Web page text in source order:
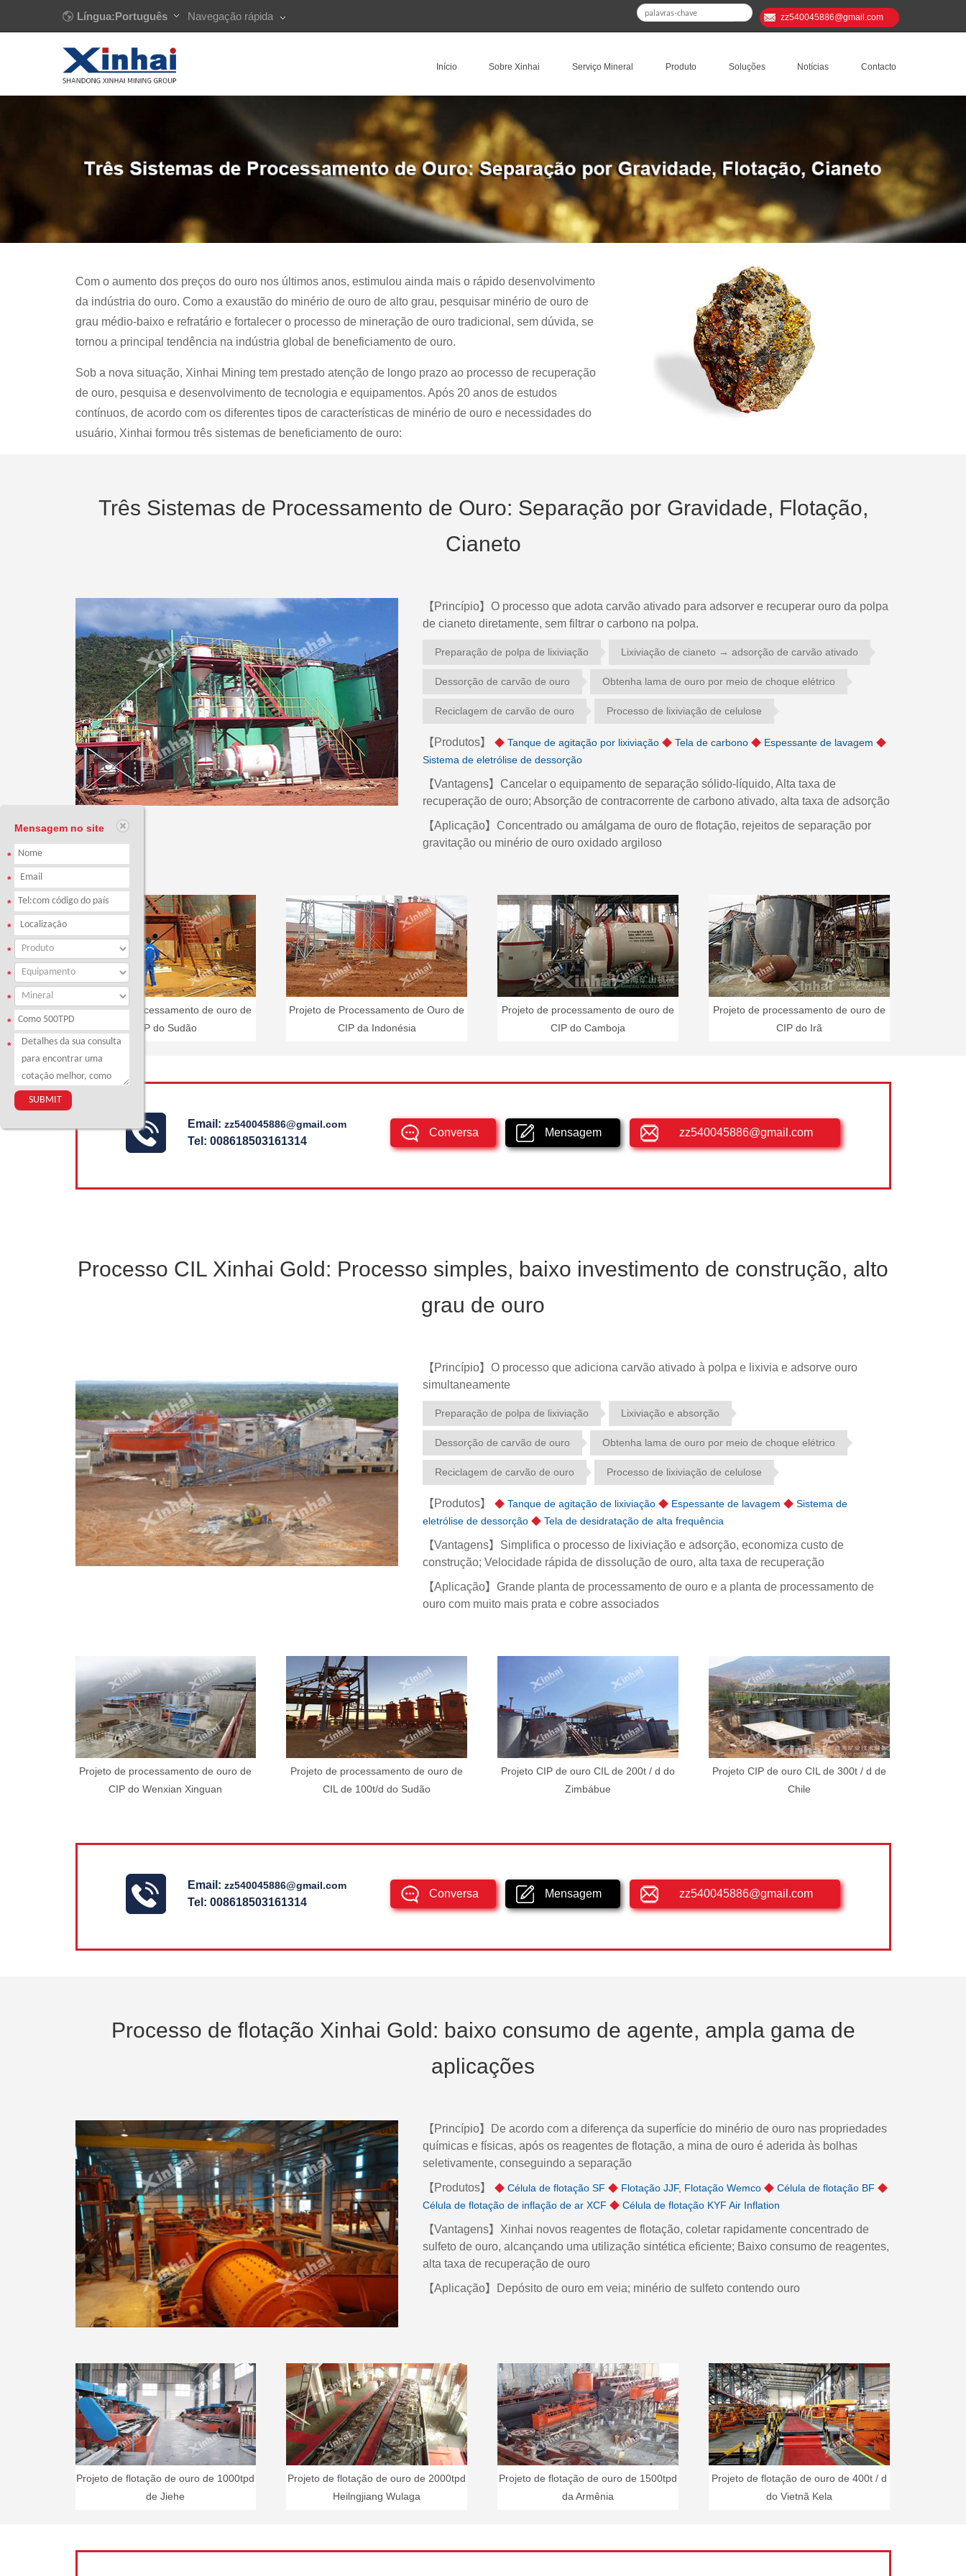
Língua:Português Navegação rápida zz540045886@gmail.com
Contacto
Notícias
Soluções
Produto
Serviço Mineral
Sobre Xinhai
Início
Com o aumento dos preços do ouro nos últimos anos, estimulou ainda mais o rápido desenvolvimento
da indústria do ouro. Como a exaustão do minério de ouro de alto grau, pesquisar minério de ouro de
grau médio-baixo e refratário e fortalecer o processo de mineração de ouro tradicional, sem dúvida, se
tornou a principal tendência na indústria global de beneficiamento de ouro.
Sob a nova situação, Xinhai Mining tem prestado atenção de longo prazo ao processo de recuperação
de ouro, pesquisa e desenvolvimento de tecnologia e equipamentos. Após 20 anos de estudos
contínuos, de acordo com os diferentes tipos de características de minério de ouro e necessidades do
usuário, Xinhai formou três sistemas de beneficiamento de ouro:
Três Sistemas de Processamento de Ouro: Separação por Gravidade, Flotação,
Cianeto
【Princípio】O processo que adota carvão ativado para adsorver e recuperar ouro da polpa
de cianeto diretamente, sem filtrar o carbono na polpa.
Preparação de polpa de lixiviação Lixiviação de cianeto → adsorção de carvão ativado
Dessorção de carvão de ouro Obtenha lama de ouro por meio de choque elétrico
Reciclagem de carvão de ouro Processo de lixiviação de celulose
【Produtos】 ◆ Tanque de agitação por lixiviação ◆ Tela de carbono ◆ Espessante de lavagem ◆
Sistema de eletrólise de dessorção
【Vantagens】Cancelar o equipamento de separação sólido-líquido, Alta taxa de
recuperação de ouro; Absorção de contracorrente de carbono ativado, alta taxa de adsorção
【Aplicação】Concentrado ou amálgama de ouro de flotação, rejeitos de separação por
gravitação ou minério de ouro oxidado argiloso
Projeto de processamento de ouro de
CIP do Sudão
Projeto de Processamento de Ouro de
CIP da Indonésia
Projeto de processamento de ouro de
CIP do Camboja
Projeto de processamento de ouro de
CIP do Irã
Email:zz540045886@gmail.com
Tel: 008618503161314
Conversa Mensagem zz540045886@gmail.com
Processo CIL Xinhai Gold: Processo simples, baixo investimento de construção, alto
grau de ouro
【Princípio】O processo que adiciona carvão ativado à polpa e lixivia e adsorve ouro
simultaneamente
Preparação de polpa de lixiviação Lixiviação e absorção
Dessorção de carvão de ouro Obtenha lama de ouro por meio de choque elétrico
Reciclagem de carvão de ouro Processo de lixiviação de celulose
【Produtos】 ◆ Tanque de agitação de lixiviação ◆ Espessante de lavagem ◆ Sistema de
eletrólise de dessorção ◆ Tela de desidratação de alta frequência
【Vantagens】Simplifica o processo de lixiviação e adsorção, economiza custo de
construção; Velocidade rápida de dissolução de ouro, alta taxa de recuperação
【Aplicação】Grande planta de processamento de ouro e a planta de processamento de
ouro com muito mais prata e cobre associados
Projeto de processamento de ouro de
CIP do Wenxian Xinguan
Projeto de processamento de ouro de
CIL de 100t/d do Sudão
Projeto CIP de ouro CIL de 200t / d do
Zimbábue
Projeto CIP de ouro CIL de 300t / d de
Chile
Email:zz540045886@gmail.com
Tel: 008618503161314
Conversa Mensagem zz540045886@gmail.com
Processo de flotação Xinhai Gold: baixo consumo de agente, ampla gama de
aplicações
【Princípio】De acordo com a diferença da superfície do minério de ouro nas propriedades
químicas e físicas, após os reagentes de flotação, a mina de ouro é aderida às bolhas
seletivamente, conseguindo a separação
【Produtos】
◆ Célula de flotação SF ◆ Flotação JJF, Flotação Wemco ◆ Célula de flotação BF ◆
Célula de flotação de inflação de ar XCF ◆ Célula de flotação KYF Air Inflation
【Vantagens】Xinhai novos reagentes de flotação, coletar rapidamente concentrado de
sulfeto de ouro, alcançando uma utilização sintética eficiente; Baixo consumo de reagentes,
alta taxa de recuperação de ouro
【Aplicação】Depósito de ouro em veia; minério de sulfeto contendo ouro
Projeto de flotação de ouro de 1000tpd
de Jiehe
Projeto de flotação de ouro de 2000tpd
Heilngjiang Wulaga
Projeto de flotação de ouro de 1500tpd
da Armênia
Projeto de flotação de ouro de 400t / d
do Vietnã Kela
Mensagem no site
*
*
*
*
*
*
*
*
*